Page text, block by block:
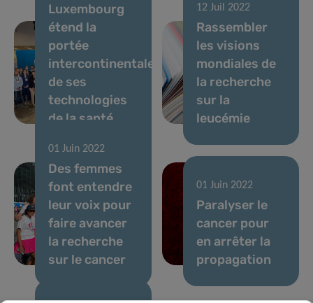
Luxembourg
étend la
portée
intercontinentale
de ses
technologies
de la santé
12 Juil 2022
Rassembler
les visions
mondiales de
la recherche
sur la
leucémie
01 Juin 2022
Des femmes
font entendre
leur voix pour
faire avancer
la recherche
sur le cancer
01 Juin 2022
Paralyser le
cancer pour
en arrêter la
propagation